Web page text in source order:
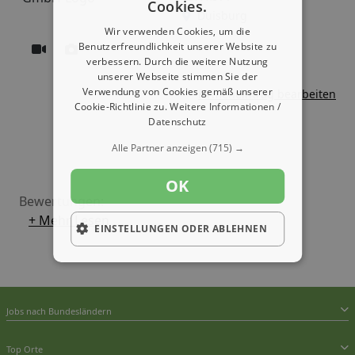
Duisburg
Firmeneintrag bearbeiten
Bewertungen:
+ Mehr Lesen
Jobs nach Bundesländern
Top Orte
Cookies.
Wir verwenden Cookies, um die
Benutzerfreundlichkeit unserer Website zu
verbessern. Durch die weitere Nutzung
unserer Webseite stimmen Sie der
Verwendung von Cookies gemäß unserer
Cookie-Richtlinie zu.Weitere Informationen /
Datenschutz
Alle Partner anzeigen(715) →
OK
EINSTELLUNGEN ODER ABLEHNEN